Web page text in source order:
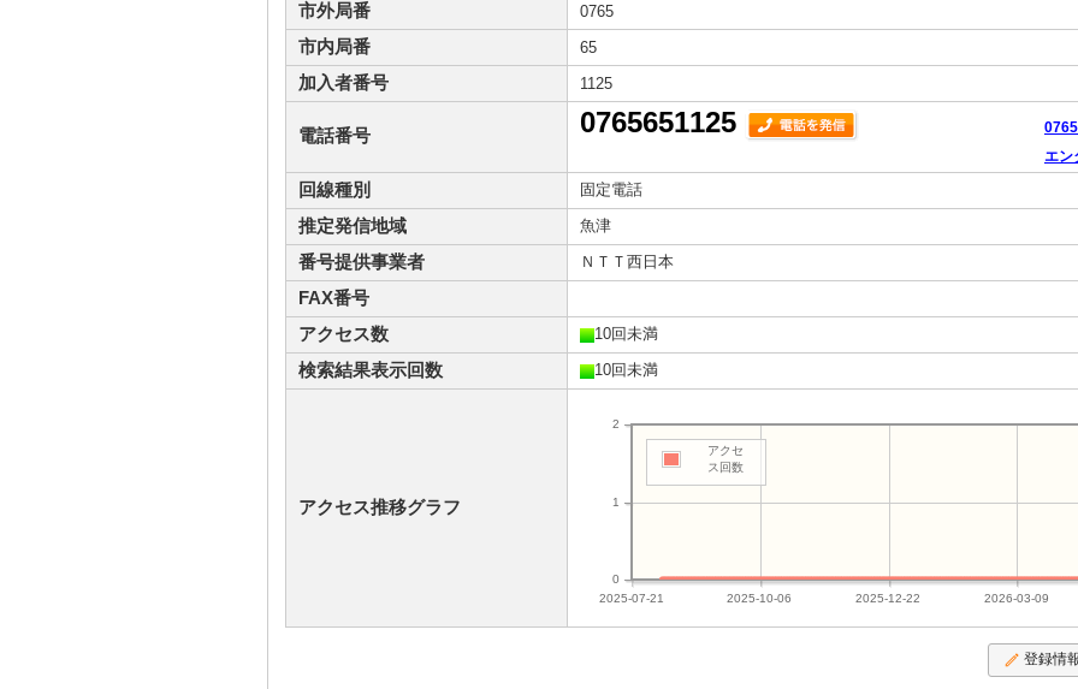
市外局番
0765
市内局番 65
加入者番号 1125
電話番号
エン
0765651125
回線種別 固定電話
推定発信地域 魚津
番号提供事業者 ＮＴＴ西日本
FAX番号
アクセス数
10回未満
検索結果表示回数 10回未満
アクセス推移グラフ
2025-07-21 2025-10-06 2025-12-22 2026-03-09
0
1
2
アクセ
ス回数
登録情